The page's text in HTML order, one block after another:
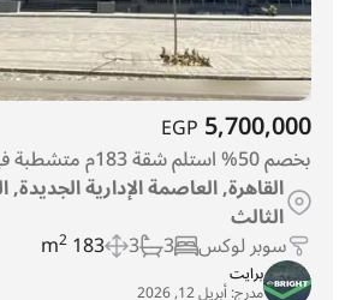
5,700,000
EGP
بخصم 50% استلم شقة 183م متشطبة فيو برج ايقوني
القاهرة, العاصمة الإدارية
الثالث
سوبر لوكس 3
3
183 m
2
برايت
مدرج:أبريل 12, 2026